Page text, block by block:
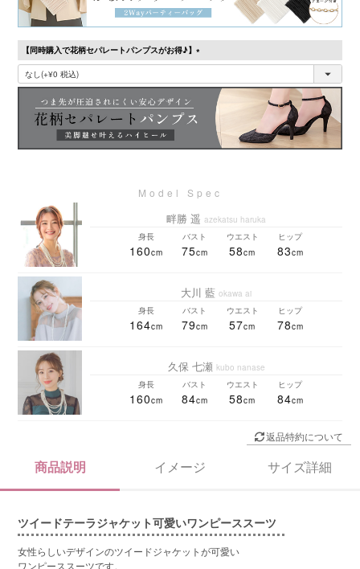
【同時購入で花柄セパレートパンプスがお得♪】
(必
畔勝 遥 azekatsu haruka
身長
160
バスト
75
ウエスト
58
ヒップ
83
大川 藍 okawa ai
身長
164
バスト
79
ウエスト
57
ヒップ
78
久保 七瀬 kubo nanase
身長
160
バスト
84
ウエスト
58
ヒップ
84
返品特約について
商品説明 イメージ サイズ詳細
ツイードテーラジャケット可愛いワンピーススーツ
女性らしいデザインのツイードジャケットが可愛い
ワンピーススーツです。